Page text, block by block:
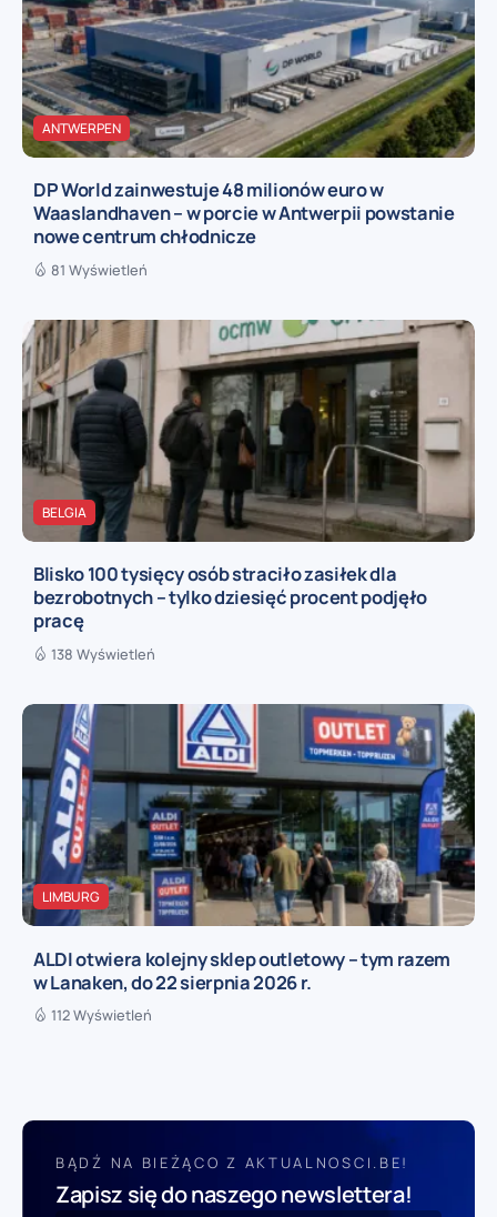
ANTWERPEN
DP World zainwestuje 48 milionów euro w
Waaslandhaven – w porcie w Antwerpii powstanie
nowe centrum chłodnicze
81 Wyświetleń
BELGIA
Blisko 100 tysięcy osób straciło zasiłek dla
bezrobotnych – tylko dziesięć procent podjęło
pracę
138 Wyświetleń
LIMBURG
ALDI otwiera kolejny sklep outletowy – tym razem
w Lanaken, do 22 sierpnia 2026 r.
112 Wyświetleń
BĄDŹ NA BIEŻĄCO Z AKTUALNOSCI.BE!
Zapisz się do naszego newslettera!